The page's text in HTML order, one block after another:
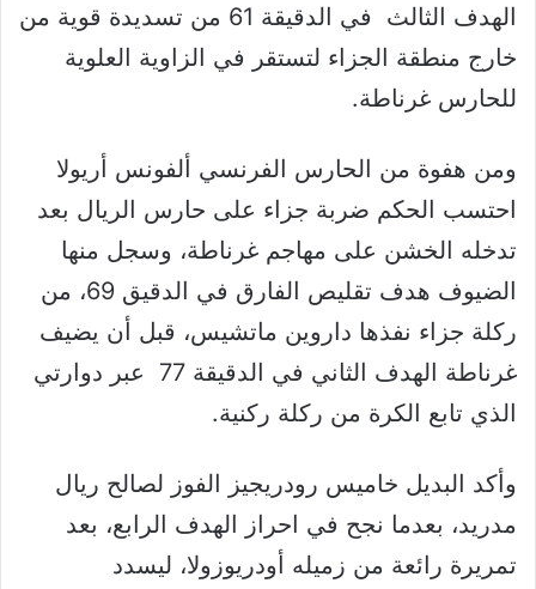
الهدف الثالث في الدقيقة 61 من تسديدة قوية من
خارج منطقة الجزاء لتستقر في الزاوية العلوية
للحارس غرناطة.
ومن هفوة من الحارس الفرنسي ألفونس أريولا
احتسب الحكم ضربة جزاء على حارس الريال بعد
تدخله الخشن على مهاجم غرناطة، وسجل منها
الضيوف هدف تقليص الفارق في الدقيق 69، من
ركلة جزاء نفذها داروين ماتشيس، قبل أن يضيف
غرناطة الهدف الثاني في الدقيقة 77 عبر دوارتي
الذي تابع الكرة من ركلة ركنية.
وأكد البديل خاميس رودريجيز الفوز لصالح ريال
مدريد، بعدما نجح في احراز الهدف الرابع، بعد
تمريرة رائعة من زميله أودريوزولا، ليسدد